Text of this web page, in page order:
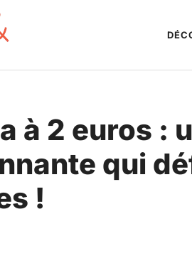
à 2 euros :
qui
!